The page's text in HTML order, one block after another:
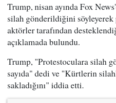
Trump, nisan ayında Fox
silah gönderildiğini söyleyerek
aktörler tarafından
açıklamada bulundu.
Trump, "Protestoculara silah
sayıda" dedi ve "Kürtlerin
sakladığını" iddia etti.